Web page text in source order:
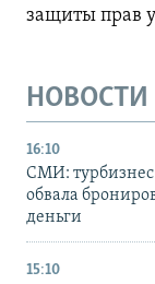
защиты прав
НОВОСТИ
16:10
СМИ: турбизнес
обвала
деньги
15:10